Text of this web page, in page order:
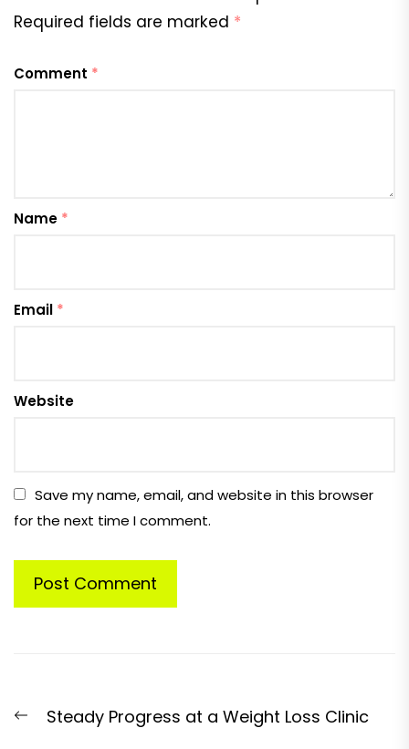
Required fields are marked *
Comment *
Name *
Email *
Website
Save my name, email, and website in this browser
for the next time I comment.
navigation
PreviousSteady Progress at a Weight Loss Clinic